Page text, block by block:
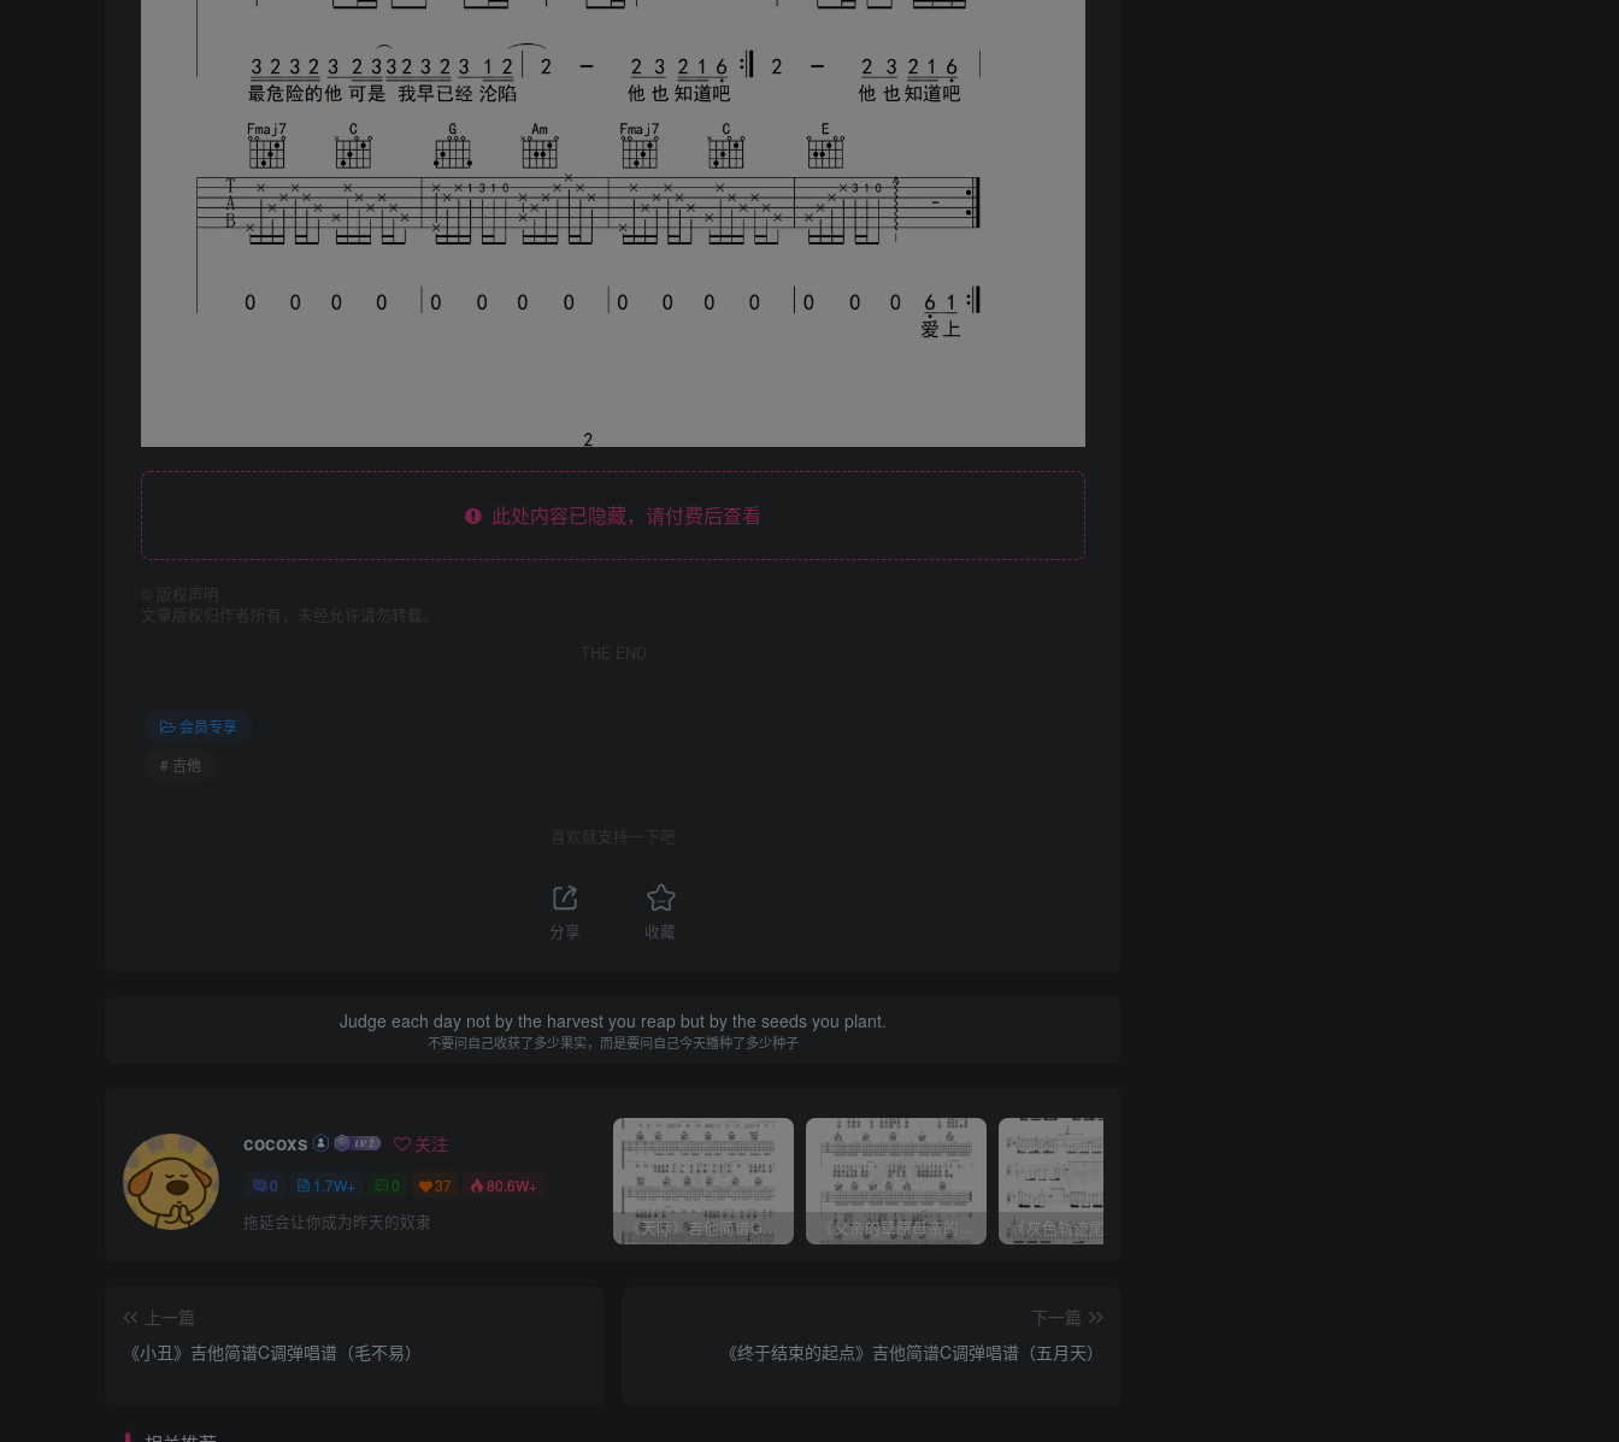
此处内容已隐藏，请付费后查看
版权声明
文章版权归作者所有，未经允许请勿转载。
THE END
会员专享
# 吉他
喜欢就支持一下吧
分享 收藏
Judge each day not by the harvest you reap but by the seeds you plant.
不要问自己收获了多少果实，而是要问自己今天播种了多少种子
cocoxs 关注
0 1.7W+ 0 37 80.6W+
拖延会让你成为昨天的奴隶 《天际》吉他简谱G调弹唱谱（姜玉阳） 《父亲的草原母亲的河》吉他简谱C调弹唱谱（腾格尔）
上一篇
《小丑》吉他简谱C调弹唱谱（毛不易）
下一篇
《终于结束的起点》吉他简谱C调弹唱谱（五月天）